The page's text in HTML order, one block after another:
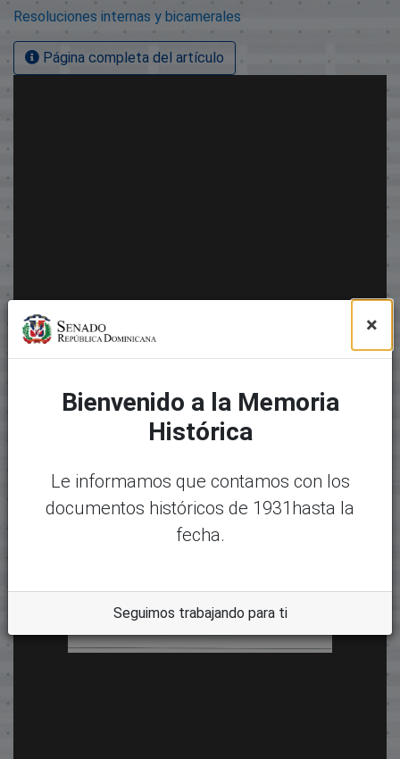
Resoluciones internas y bicamerales
Página completa del artículo
×
Bienvenido a la Memoria
Histórica
Le informamos que contamos con los
documentos históricos de 1931hasta la
fecha.
Seguimos trabajando para ti